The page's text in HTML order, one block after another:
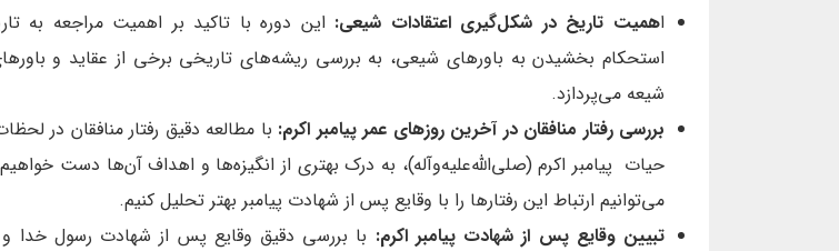
اهمیت تاریخ در شکل‌گیری اعتقادات شیعی: این دوره با تاکید بر اهمیت مراجعه به
استحکام بخشیدن به باورهای شیعی، به بررسی ریشه‌های تاریخی برخی از عقاید و
شیعه می‌پردازد.
بررسی رفتار منافقان در آخرین روزهای عمر پیامبر اکرم: با مطالعه دقیق رفتار منافقان در
حیات پیامبر اکرم (صلی‌الله‌علیه‌وآله)، به درک بهتری از انگیزه‌ها و اهداف آن‌ها دست
می‌توانیم ارتباط این رفتارها را با وقایع پس از شهادت پیامبر بهتر تحلیل کنیم.
تبیین وقایع پس از شهادت پیامبر اکرم: با بررسی دقیق وقایع پس از شهادت رسول خدا و